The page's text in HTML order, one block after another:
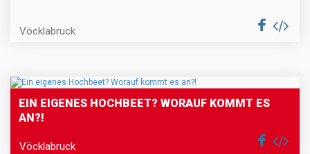
Vöcklabruck
EIN EIGENES HOCHBEET? WORAUF KOMMT ES
AN?!
Vöcklabruck